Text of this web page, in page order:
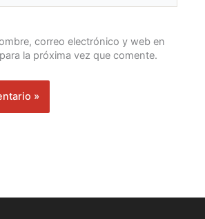
correo electrónico y web en
la próxima vez que comente.